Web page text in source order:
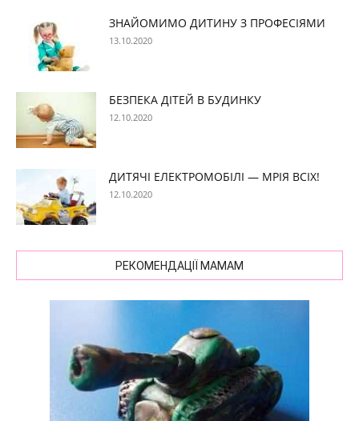
ЗНАЙОМИМО ДИТИНУ З ПРОФЕСІЯМИ
13.10.2020
БЕЗПЕКА ДІТЕЙ В БУДИНКУ
12.10.2020
ДИТЯЧІ ЕЛЕКТРОМОБІЛІ — МРІЯ ВСІХ!
12.10.2020
РЕКОМЕНДАЦІЇ МАМАМ